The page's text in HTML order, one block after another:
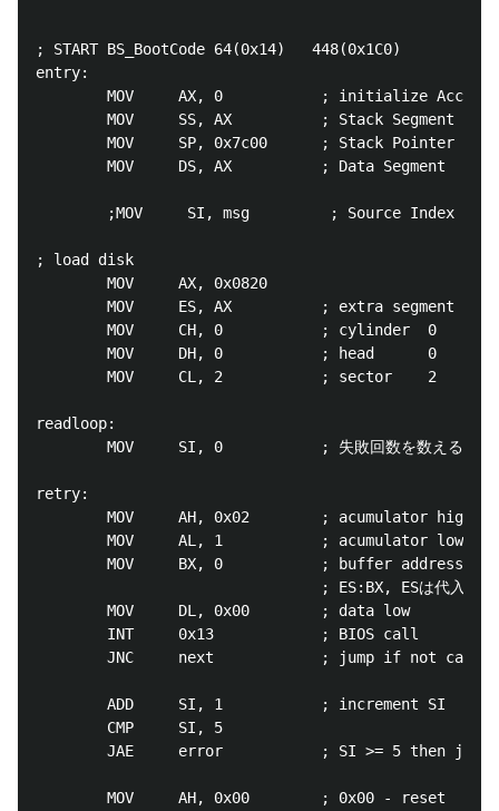
; START BS_BootCode 64(0x14)   448(0x1C0)
entry:
MOV     AX, 0           ; initialize
        MOV     SS, AX          ; Stack Segment
        MOV     SP, 0x7c00      ; Stack Pointer
MOV     DS, AX          ; Data Segment
        ;MOV     SI, msg         ; Source Index
; load disk
        MOV     AX, 0x0820
MOV     ES, AX          ; extra segment :
        MOV     CH, 0           ; cylinder  0
        MOV     DH, 0           ; head      0
        MOV     CL, 2           ; sector    2
readloop:
MOV     SI, 0           ; 失敗回数を数えるレジ
retry:
MOV     AH, 0x02        ; acumulator high
MOV     AL, 1           ; acumulator low
MOV     BX, 0           ; buffer address
                                ; ES:BX, ESは代入済み
MOV     DL, 0x00        ; data low
        INT     0x13            ; BIOS call
        JNC     next            ; jump if not carry
        ADD     SI, 1           ; increment SI
        CMP     SI, 5
JAE     error           ; SI >= 5 then jump
        MOV     AH, 0x00        ; 0x00 - reset